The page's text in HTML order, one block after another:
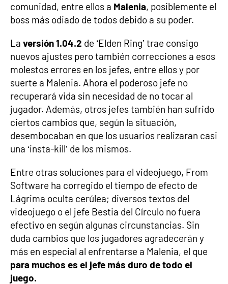
comunidad, entre ellos a Malenia, posiblemente el
boss más odiado de todos debido a su poder.
La versión 1.04.2 de ‘Elden Ring’ trae consigo
nuevos ajustes pero también correcciones a esos
molestos errores en los jefes, entre ellos y por
suerte a Malenia. Ahora el poderoso jefe no
recuperará vida sin necesidad de no tocar al
jugador. Además, otros jefes también han sufrido
ciertos cambios que, según la situación,
desembocaban en que los usuarios realizaran casi
una ‘insta-kill’ de los mismos.
Entre otras soluciones para el videojuego, From
Software ha corregido el tiempo de efecto de
Lágrima oculta cerúlea; diversos textos del
videojuego o el jefe Bestia del Círculo no fuera
efectivo en según algunas circunstancias. Sin
duda cambios que los jugadores agradecerán y
más en especial al enfrentarse a Malenia, el que
para muchos es el jefe más duro de todo el
juego.